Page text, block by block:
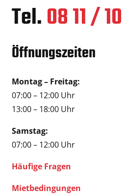
Tel.08 11 /
Öffnungszeiten
Montag – Freitag:
07:00 – 12:00 Uhr
13:00 – 18:00 Uhr
Samstag:
07:00 – 12:00 Uhr
Häufige Fragen
Mietbedingungen